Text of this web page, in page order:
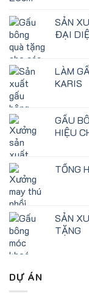
SẢN
ĐẠI
LÀM
KARIS
GẤU
HIỆU
TỔNG
SẢN
TẶNG
DỰ ÁN